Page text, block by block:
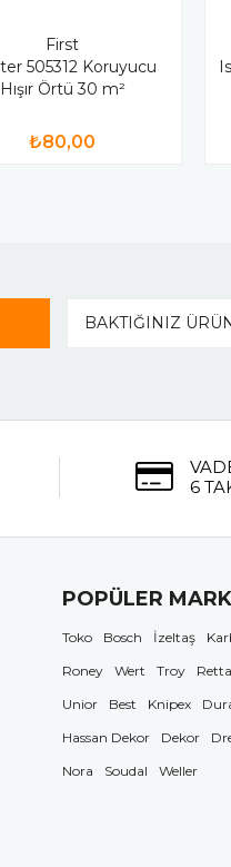
First
505312 Koruyucu
Hışır Örtü 30 m²
₺80,00
BAKTIĞINIZ
6
POPÜLER
Toko Bosch İzeltaş
Roney
Wert Troy Retta
Unior
Best Knipex
Hassan Dekor
Dekor
Nora
Soudal Weller